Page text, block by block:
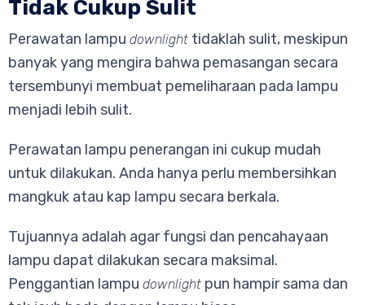
Tidak Cukup Sulit
Perawatan lampu downlight tidaklah sulit, meskipun
banyak yang mengira bahwa pemasangan secara
tersembunyi membuat pemeliharaan pada lampu
menjadi lebih sulit.
Perawatan lampu penerangan ini cukup mudah
untuk dilakukan. Anda hanya perlu membersihkan
mangkuk atau kap lampu secara berkala.
Tujuannya adalah agar fungsi dan pencahayaan
lampu dapat dilakukan secara maksimal.
Penggantian lampu downlight pun hampir sama dan